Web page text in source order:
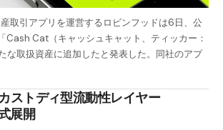
取引アプリを運営するロビンフッドは6日、公
Cash Cat（キャッシュキャット、ティッカー：
な取扱資産に追加したと発表した。同社のアプ
ストディ型流動性レイヤー
展開